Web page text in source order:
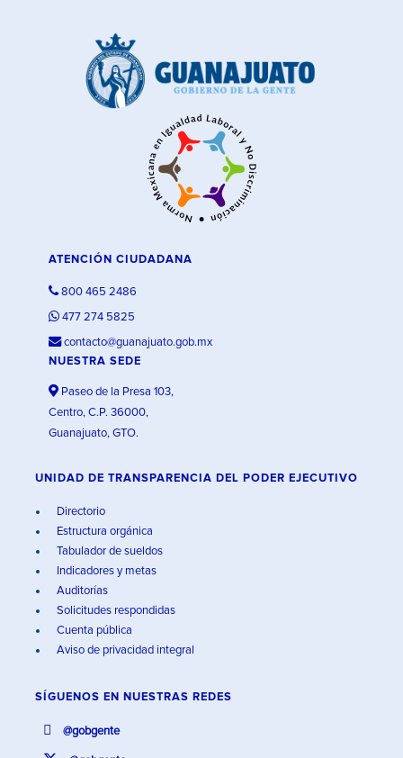
ATENCIÓN CIUDADANA
800 465 2486
477 274 5825
contacto@guanajuato.gob.mx
NUESTRA SEDE
Paseo de la Presa 103,
Centro, C.P. 36000,
Guanajuato, GTO.
UNIDAD DE TRANSPARENCIA DEL PODER EJECUTIVO
Directorio
Estructura orgánica
Tabulador de sueldos
Indicadores y metas
Auditorías
Solicitudes respondidas
Cuenta pública
Aviso de privacidad integral
SÍGUENOS EN NUESTRAS REDES
@gobgente